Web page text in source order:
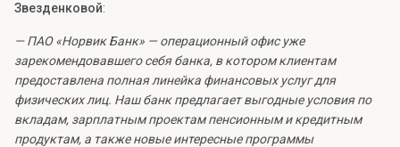
Звезденковой:
— ПАО «Норвик Банк» — операционный офис уже
зарекомендовавшего себя банка, в котором клиентам
предоставлена полная линейка финансовых услуг для
физических лиц. Наш банк предлагает выгодные условия по
вкладам, зарплатным проектам пенсионным и кредитным
продуктам, а также новые интересные программы